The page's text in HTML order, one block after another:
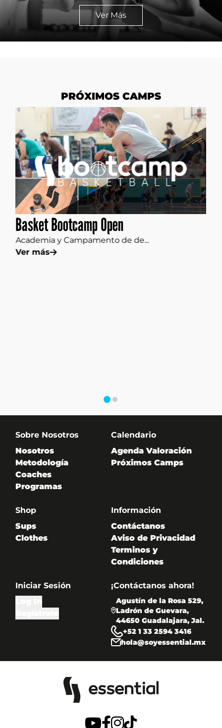
Ver Más
PRÓXIMOS CAMPS
Basket Bootcamp Open
Academia y Campamento de de...
Ver más
Sobre Nosotros
Nosotros
Metodología
Coaches
Programas
Calendario
Agenda Valoración
Próximos Camps
Shop
Sups
Clothes
Información
Contáctanos
Aviso de Privacidad
Terminos y
Condiciones
Iniciar Sesión
¡Contáctanos ahora!
Agustín de la Rosa 529,
Ladrón de Guevara,
44650 Guadalajara, Jal.
+52 1 33 2594 3416
hola@soyessential.mx